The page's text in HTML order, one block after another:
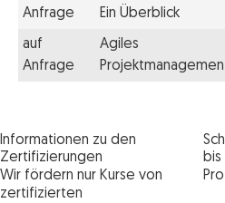
Anfrage
Ein Überblick
auf
Anfrage
Agiles
Informationen zu den
Zertifizierungen
Wir fördern nur Kurse von
zertifizierten
bis